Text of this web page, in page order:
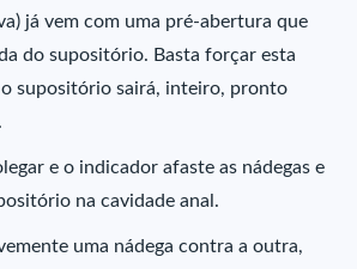
já vem com uma pré-abertura que
do supositório. Basta forçar esta
supositório sairá, inteiro, pronto
e o indicador afaste as nádegas e
na cavidade anal.
uma nádega contra a outra,